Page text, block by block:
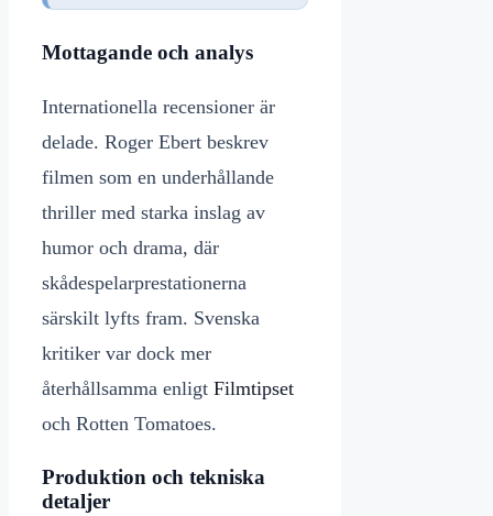
Mottagande och analys
Internationella recensioner är
delade. Roger Ebert beskrev
filmen som en underhållande
thriller med starka inslag av
humor och drama, där
skådespelarprestationerna
särskilt lyfts fram. Svenska
kritiker var dock mer
återhållsamma enligt Filmtipset
och Rotten Tomatoes.
Produktion och tekniska
detaljer